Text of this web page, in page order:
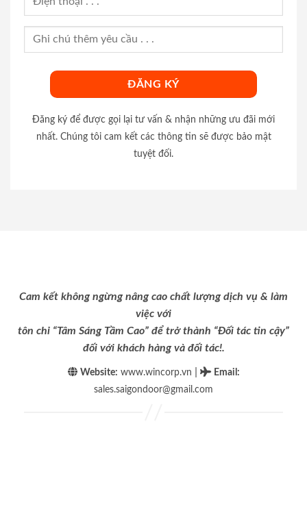
Đăng ký để được gọi lại tư vấn & nhận những ưu đãi mới
nhất. Chúng tôi cam kết các thông tin sẽ được bảo mật
tuyệt đối.
Cam kết không ngừng nâng cao chất lượng dịch vụ & làm
việc với
tôn chỉ “Tâm Sáng Tầm Cao” để trở thành “Đối tác tin cậy”
đối với khách hàng và đối tác!.
Website: www.wincorp.vn Email :
sales.saigondoor@gmail.com